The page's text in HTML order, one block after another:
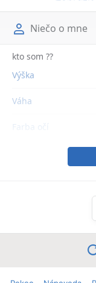
Niečo o mne
kto som ??
Výška
Váha
Farba očí